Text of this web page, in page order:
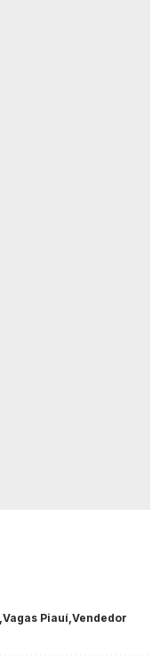
Vagas Piauí Vendedor